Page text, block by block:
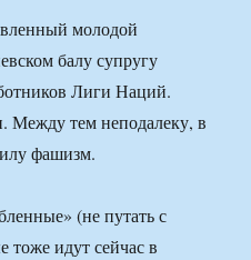
молодой
балу супругу
Лиги Наций.
Между тем неподалеку, в
фашизм.
(не путать с
идут сейчас в